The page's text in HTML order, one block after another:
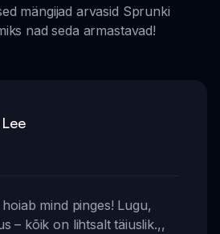
mängijad arvasid Sprunki
nad seda armastavad!
mind pinges! Lugu,
– kõik on lihtsalt täiuslik.,,